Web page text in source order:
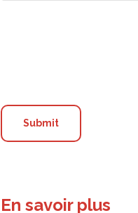
En savoir plus